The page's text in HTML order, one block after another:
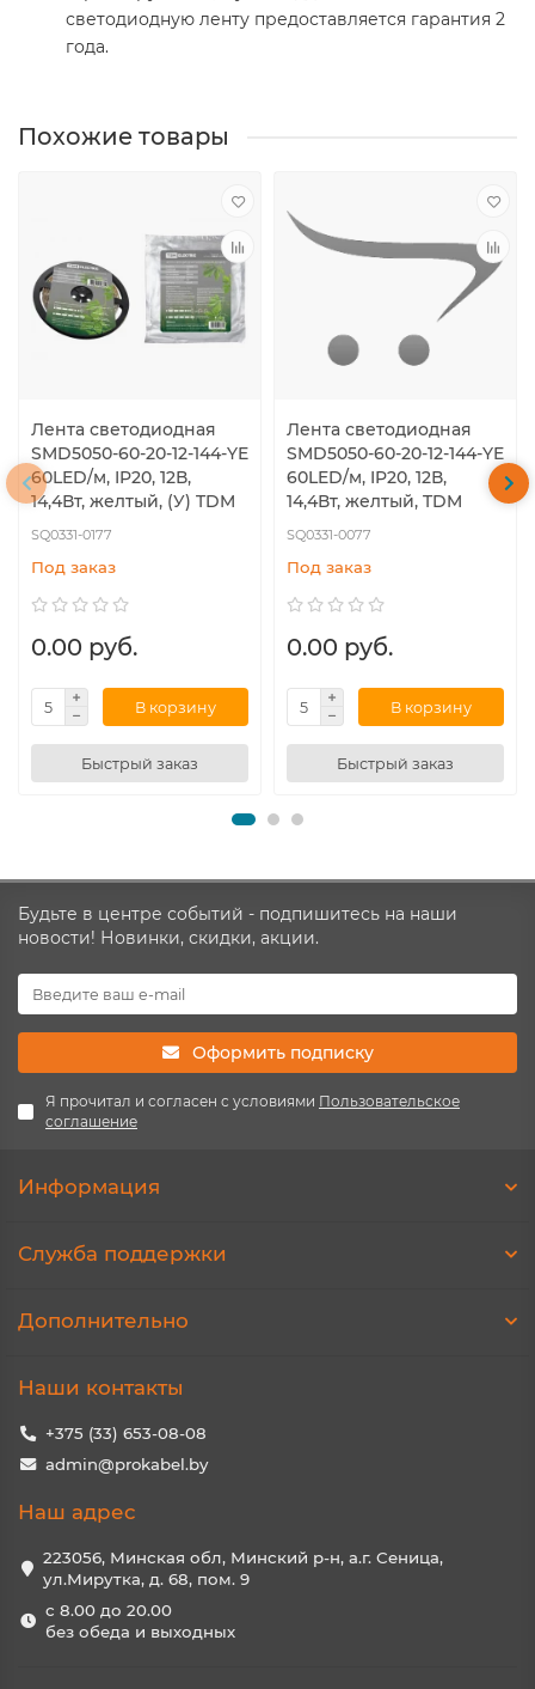
светодиодную ленту предоставляется гарантия 2
года.
Похожие товары
Лента светодиодная
SMD5050-60-20-12-144-YE
60LED/м, IP20, 12В,
14,4Вт, желтый, (У) TDM
SQ0331-0177
Под заказ
0.00 руб.
В корзину
Быстрый заказ
Лента светодиодная
SMD5050-60-20-12-144-YE
60LED/м, IP20, 12В,
14,4Вт, желтый, TDM
SQ0331-0077
Под заказ
0.00 руб.
В корзину
Быстрый заказ
Будьте в центре событий - подпишитесь на наши
новости! Новинки, скидки, акции.
Оформить подписку
Я прочитал и согласен с условиями Пользовательское
соглашение
Информация
Служба поддержки
Дополнительно
Наши контакты
+375 (33) 653-08-08
admin@prokabel.by
Наш адрес
223056, Минская обл, Минский р-н, а.г. Сеница,
ул.Мирутка, д. 68, пом. 9
с 8.00 до 20.00
без обеда и выходных